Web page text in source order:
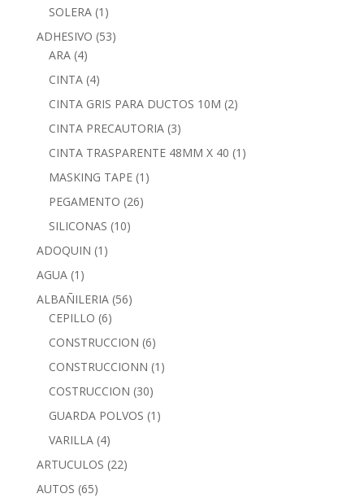
SOLERA (1)
ADHESIVO (53)
ARA (4)
CINTA (4)
CINTA GRIS PARA DUCTOS 10M (2)
CINTA PRECAUTORIA (3)
CINTA TRASPARENTE 48MM X 40 (1)
MASKING TAPE (1)
PEGAMENTO (26)
SILICONAS (10)
ADOQUIN (1)
AGUA (1)
ALBAÑILERIA (56)
CEPILLO (6)
CONSTRUCCION (6)
CONSTRUCCIONN (1)
COSTRUCCION (30)
GUARDA POLVOS (1)
VARILLA (4)
ARTUCULOS (22)
AUTOS (65)